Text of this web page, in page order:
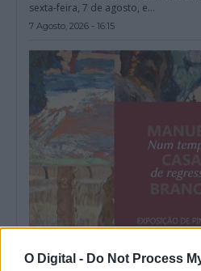
O Digital - Do Not Process
sexta-feira, 7 de agosto, e...
7 Agosto, 2026 - 16:15
As árvores do Montado são as